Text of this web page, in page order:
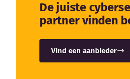
De juiste
partner vinden
Vind een aanbieder